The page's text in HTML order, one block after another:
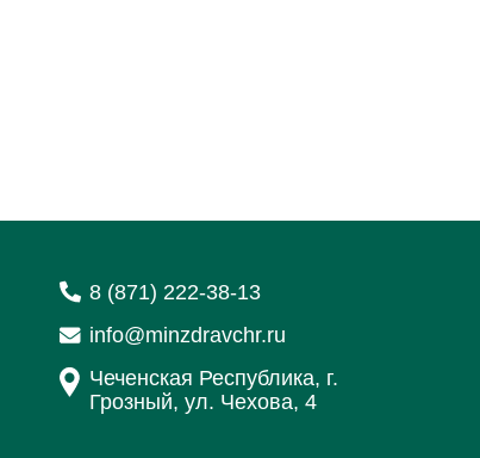
8 (871) 222-38-13
info@minzdravchr.ru
Чеченская Республика, г.
Грозный, ул. Чехова, 4